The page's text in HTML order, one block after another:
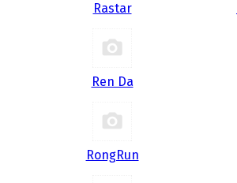
Rastar
Ren Da
RongRun